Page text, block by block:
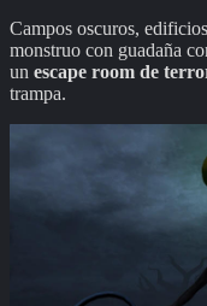
Campos oscuros,
monstruo con guadaña
un escape room de
trampa.